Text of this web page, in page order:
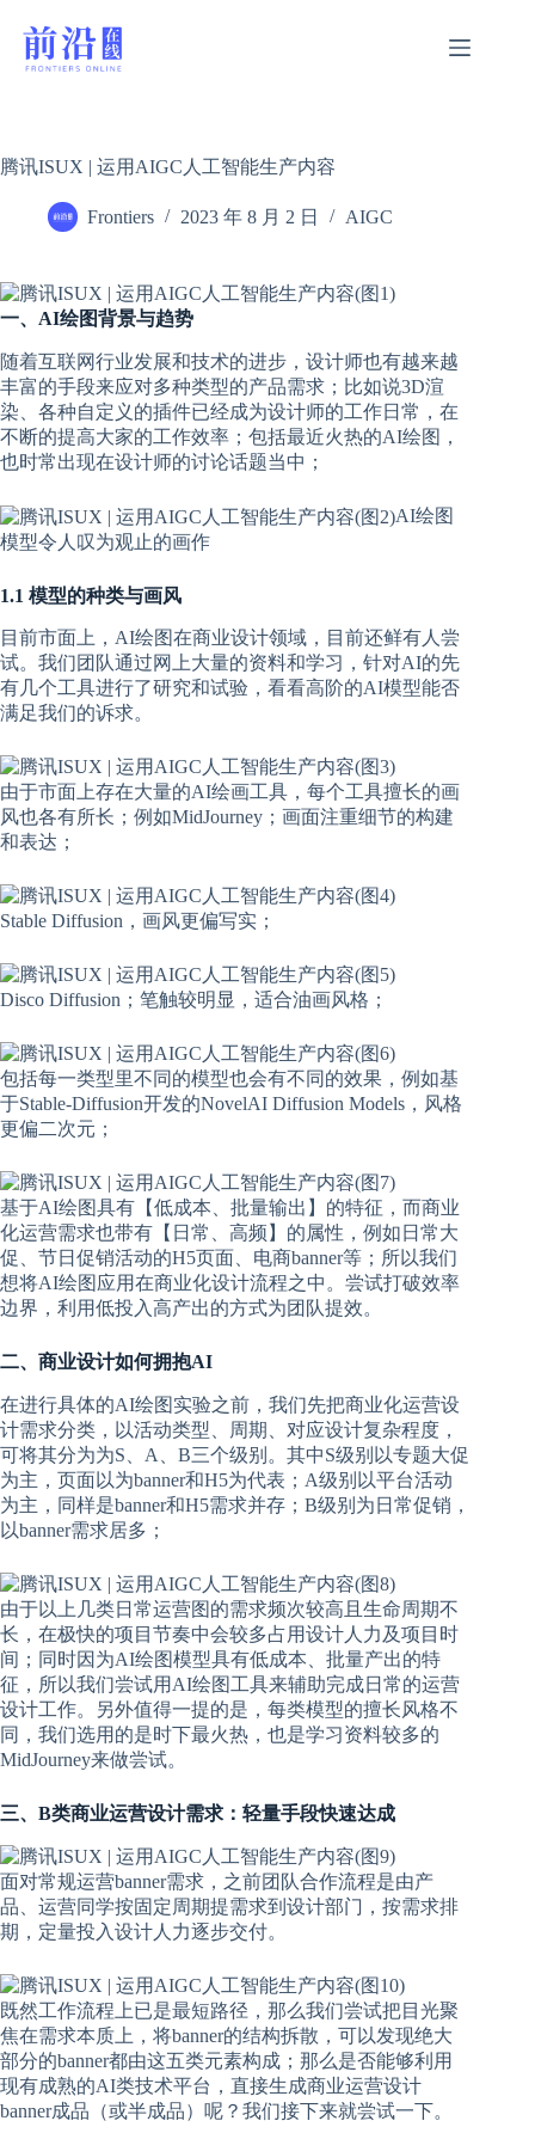
腾讯ISUX | 运用AIGC人工智能生产内容
Frontiers 2023 年 8 月 2 日 AIGC
一、AI绘图背景与趋势
随着互联网行业发展和技术的进步，设计师也有越来越
丰富的手段来应对多种类型的产品需求；比如说3D渲
染、各种自定义的插件已经成为设计师的工作日常，在
不断的提高大家的工作效率；包括最近火热的AI绘图，
也时常出现在设计师的讨论话题当中；
AI绘图
模型令人叹为观止的画作
1.1 模型的种类与画风
目前市面上，AI绘图在商业设计领域，目前还鲜有人尝
试。我们团队通过网上大量的资料和学习，针对AI的先
有几个工具进行了研究和试验，看看高阶的AI模型能否
满足我们的诉求。
由于市面上存在大量的AI绘画工具，每个工具擅长的画
风也各有所长；例如MidJourney；画面注重细节的构建
和表达；
Stable Diffusion，画风更偏写实；
Disco Diffusion；笔触较明显，适合油画风格；
包括每一类型里不同的模型也会有不同的效果，例如基
于Stable-Diffusion开发的NovelAI Diffusion Models，风格
更偏二次元；
基于AI绘图具有【低成本、批量输出】的特征，而商业
化运营需求也带有【日常、高频】的属性，例如日常大
促、节日促销活动的H5页面、电商banner等；所以我们
想将AI绘图应用在商业化设计流程之中。尝试打破效率
边界，利用低投入高产出的方式为团队提效。
二、商业设计如何拥抱AI
在进行具体的AI绘图实验之前，我们先把商业化运营设
计需求分类，以活动类型、周期、对应设计复杂程度，
可将其分为为S、A、B三个级别。其中S级别以专题大促
为主，页面以为banner和H5为代表；A级别以平台活动
为主，同样是banner和H5需求并存；B级别为日常促销，
以banner需求居多；
由于以上几类日常运营图的需求频次较高且生命周期不
长，在极快的项目节奏中会较多占用设计人力及项目时
间；同时因为AI绘图模型具有低成本、批量产出的特
征，所以我们尝试用AI绘图工具来辅助完成日常的运营
设计工作。另外值得一提的是，每类模型的擅长风格不
同，我们选用的是时下最火热，也是学习资料较多的
MidJourney来做尝试。
三、B类商业运营设计需求：轻量手段快速达成
面对常规运营banner需求，之前团队合作流程是由产
品、运营同学按固定周期提需求到设计部门，按需求排
期，定量投入设计人力逐步交付。
既然工作流程上已是最短路径，那么我们尝试把目光聚
焦在需求本质上，将banner的结构拆散，可以发现绝大
部分的banner都由这五类元素构成；那么是否能够利用
现有成熟的AI类技术平台，直接生成商业运营设计
banner成品（或半成品）呢？我们接下来就尝试一下。